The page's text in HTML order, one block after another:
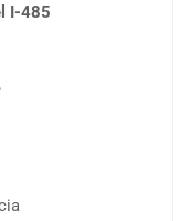
I-485